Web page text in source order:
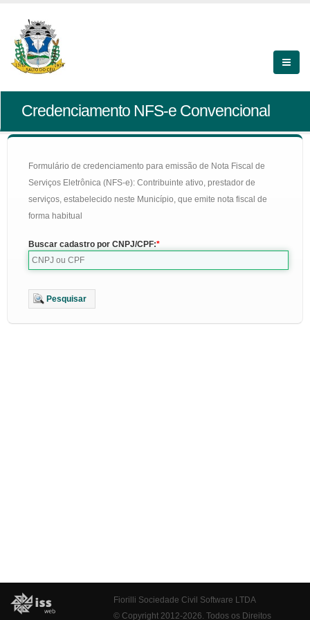
Credenciamento NFS-e Convencional
Formulário de credenciamento para emissão de Nota Fiscal de
Serviços Eletrônica (NFS-e): Contribuinte ativo, prestador de
serviços, estabelecido neste Município, que emite nota fiscal de
forma habitual
Buscar cadastro por CNPJ/CPF:
Pesquisar
Fiorilli Sociedade Civil Software LTDA
© Copyright 2012-2026. Todos os Direitos